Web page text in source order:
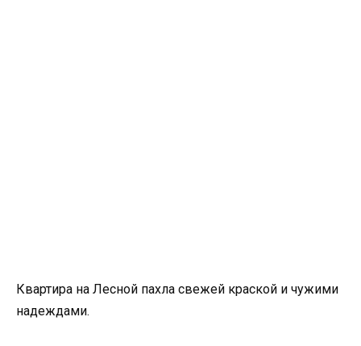
Квартира на Лесной пахла свежей краской и чужими
надеждами.